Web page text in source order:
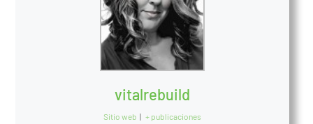
vitalrebuild
Sitio web | + publicaciones